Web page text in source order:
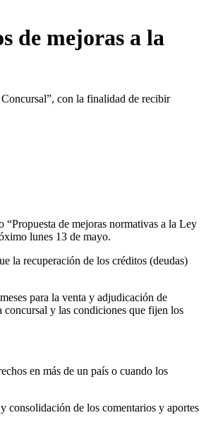
de mejoras a la
con la finalidad de recibir
de mejoras normativas a la Ley
lunes 13 de mayo.
la recuperación de los créditos (deudas)
para la venta y adjudicación de
concursal y las condiciones que fijen los
en más de un país o cuando los
consolidación de los comentarios y aportes